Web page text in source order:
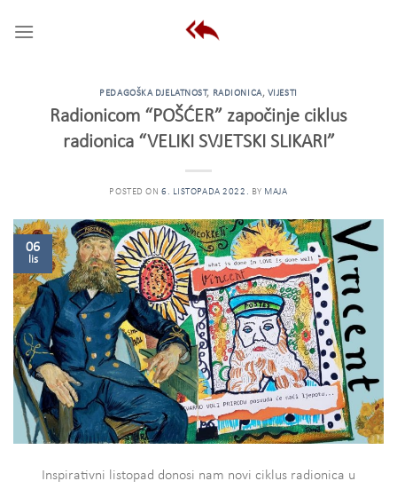
PEDAGOŠKA DJELATNOST, RADIONICA, VIJESTI
Radionicom “POŠĆER” započinje ciklus
radionica “VELIKI SVJETSKI SLIKARI”
POSTED ON 6. LISTOPADA 2022. BY MAJA
06
lis
Inspirativni listopad donosi nam novi ciklus radionica u